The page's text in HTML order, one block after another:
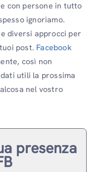
con persone in tutto
ignoriamo.
diversi approcci per
post. Facebook
così non
utili la prossima
nel vostro
presenza